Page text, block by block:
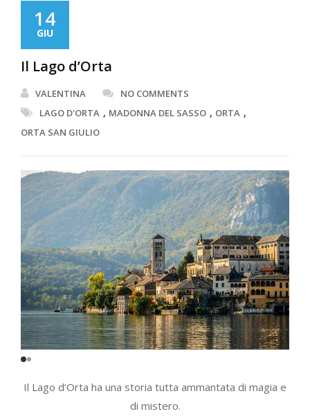
14
GIU
Il Lago d’Orta
VALENTINA
NO COMMENTS
LAGO D'ORTA , MADONNA DEL SASSO , ORTA ,
ORTA SAN GIULIO
Il Lago d’Orta ha una storia tutta ammantata di magia e
di mistero.